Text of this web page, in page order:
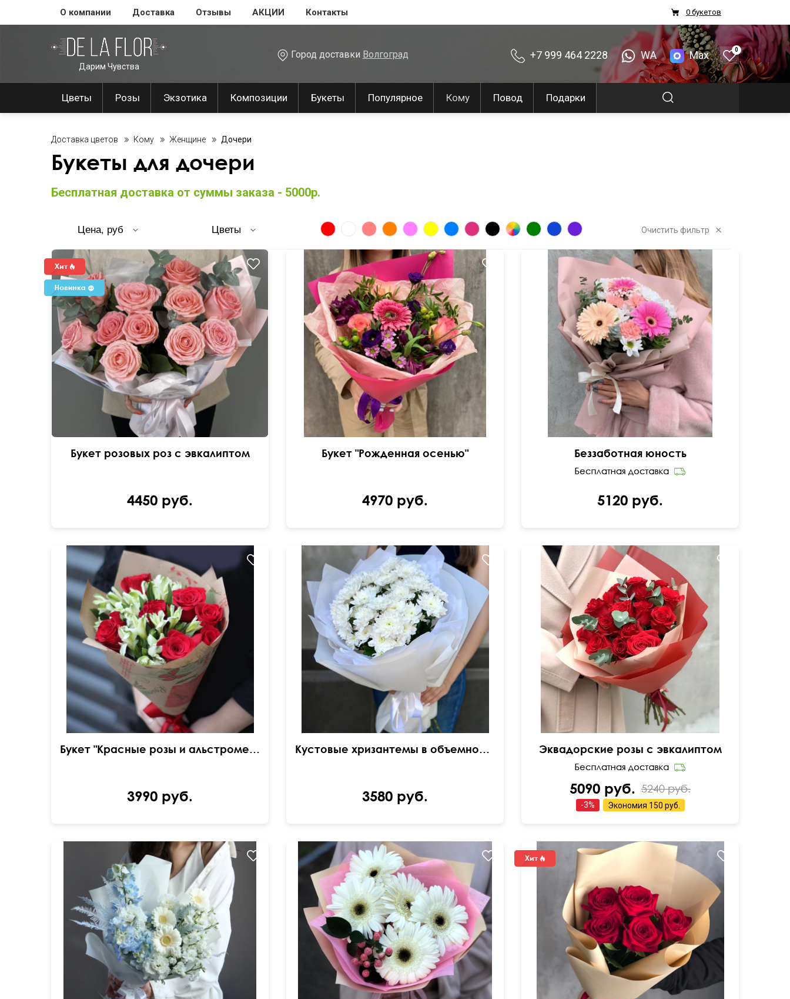
О компании Доставка Отзывы АКЦИИ Контакты 0 букетов
Дарим Чувства
Город доставки Волгоград +7 999 464 2228 WA Max 0
Цветы Розы Экзотика Композиции Букеты Популярное Кому Повод Подарки
Доставка цветов Кому Женщине Дочери
Букеты для дочери
Бесплатная доставка от суммы заказа - 5000р.
Цена, руб Цветы Очистить фильтр
крупный бутон
Букет розовых роз с эвкалиптом
4450 руб.
Сборная композиция
Букет "Рожденная осенью"
4970 руб.
Гербера, кустовая хризантема, фисташка,
эвкалипт парвифолия
Беззаботная юность
5120 руб.
в крафтовой бумаге
Букет "Красные розы и альстромерия"
3990 руб.
70 см 55 см
Кустовые хризантемы в объемной упаковке тишью
3580 руб.
Дизайнерская двойная упаковка
Эквадорские розы с эвкалиптом
5090 руб. 5240 руб.
-3% Экономия 150 руб.
Дельфиниум, эустома, маттиола, амбрелла,
упаковка, лента...
Изящный и очень милый 50 см 15 см